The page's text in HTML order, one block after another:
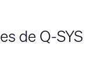
de Q-SYS